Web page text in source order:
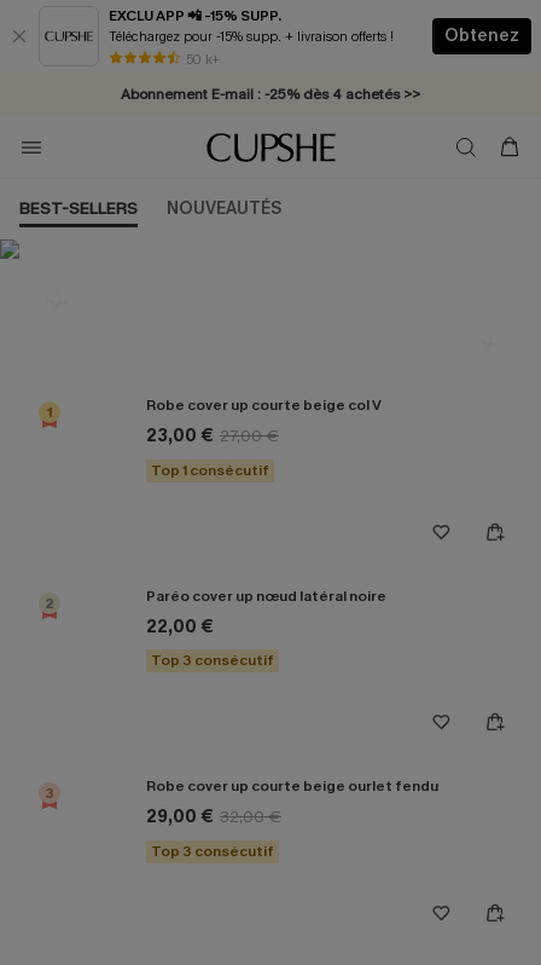
EXCLU APP 📲 -15% SUPP.
Téléchargez pour -15% supp. + livraison offerts !
50 k+
Obtenez
* Livraison éclair 2-3 jours ouvrés >>
Abonnement E-mail : -25% dès 4 achetés >>
BEST-SELLERS NOUVEAUTÉS
1 Robe cover up courte beige col V
23,00 € 27,00 €
Top 1 consécutif
2 Paréo cover up nœud latéral noire
22,00 €
Top 3 consécutif
3 Robe cover up courte beige ourlet fendu
29,00 € 32,00 €
Top 3 consécutif